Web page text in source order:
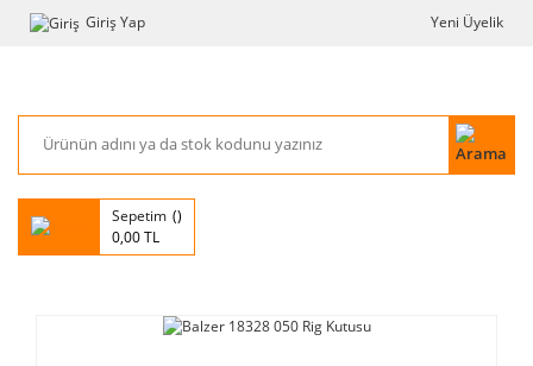
Giriş Yap Yeni Üyelik
Sepetim
0,00 TL